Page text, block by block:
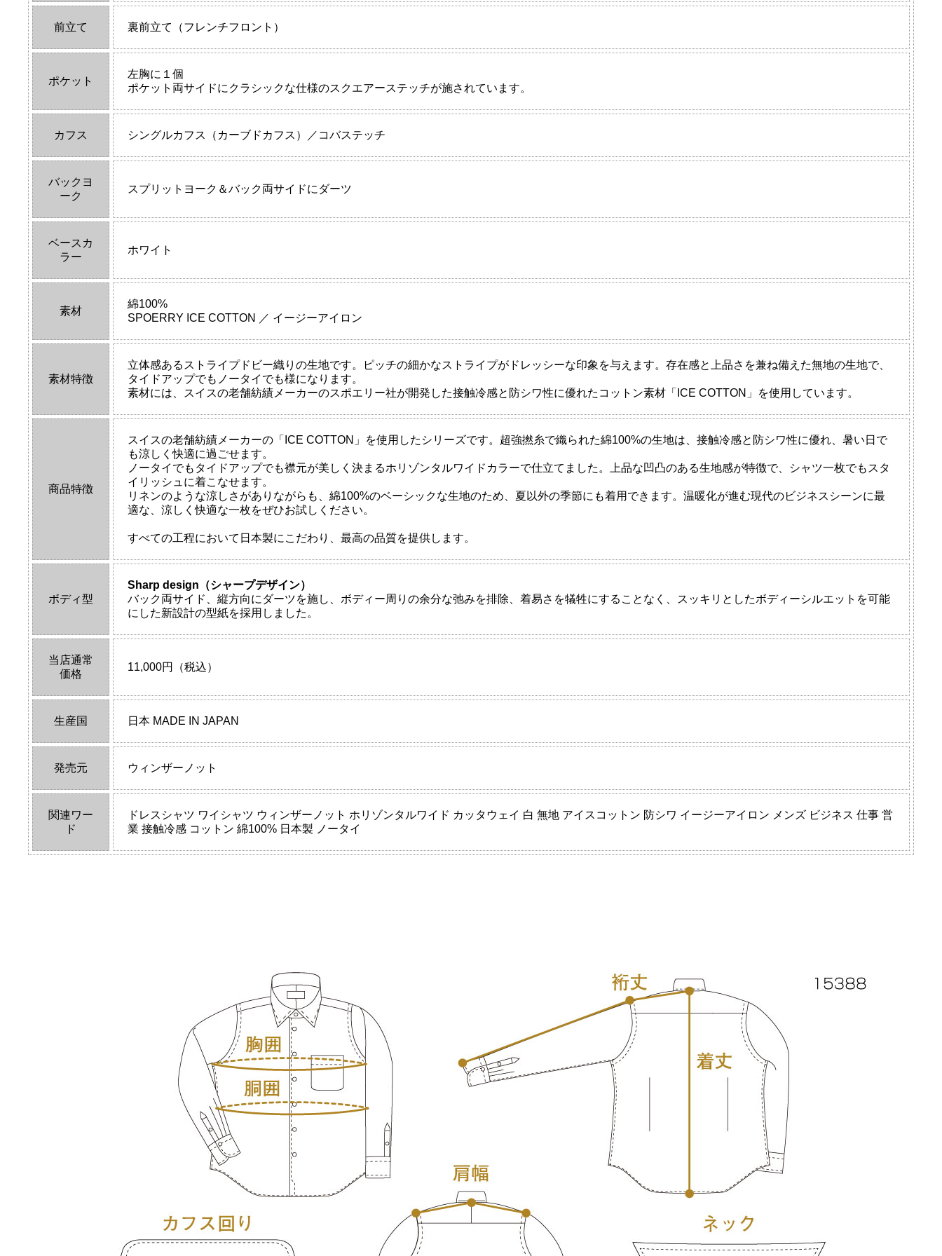
前立て 裏前立て（フレンチフロント）
ポケット
左胸に１個
ポケット両サイドにクラシックな仕様のスクエアーステッチが施されています。
カフス シングルカフス（カーブドカフス）／コバステッチ
バックヨ
ーク
スプリットヨーク＆バック両サイドにダーツ
ベースカ
ラー
ホワイト
素材
綿100%
SPOERRY ICE COTTON ／ イージーアイロン
素材特徴
立体感あるストライプドビー織りの生地です。ピッチの細かなストライプがドレッシーな印象を与えます。存在感と上品さを兼ね備えた無地の生地で、
タイドアップでもノータイでも様になります。
素材には、スイスの老舗紡績メーカーのスポエリー社が開発した接触冷感と防シワ性に優れたコットン素材「ICE COTTON」を使用しています。
商品特徴
スイスの老舗紡績メーカーの「ICE COTTON」を使用したシリーズです。超強撚糸で織られた綿100%の生地は、接触冷感と防シワ性に優れ、暑い日で
も涼しく快適に過ごせます。
ノータイでもタイドアップでも襟元が美しく決まるホリゾンタルワイドカラーで仕立てました。上品な凹凸のある生地感が特徴で、シャツ一枚でもスタ
イリッシュに着こなせます。
リネンのような涼しさがありながらも、綿100%のベーシックな生地のため、夏以外の季節にも着用できます。温暖化が進む現代のビジネスシーンに最
適な、涼しく快適な一枚をぜひお試しください。
すべての工程において日本製にこだわり、最高の品質を提供します。
ボディ型
Sharp design（シャープデザイン）
バック両サイド、縦方向にダーツを施し、ボディー周りの余分な弛みを排除、着易さを犠牲にすることなく、スッキリとしたボディーシルエットを可能
にした新設計の型紙を採用しました。
当店通常
価格
11,000円（税込）
生産国 日本 MADE IN JAPAN
発売元 ウィンザーノット
関連ワー
ド
ドレスシャツ ワイシャツ ウィンザーノット ホリゾンタルワイド カッタウェイ 白 無地 アイスコットン 防シワ イージーアイロン メンズ ビジネス 仕事 営
業 接触冷感 コットン 綿100% 日本製 ノータイ